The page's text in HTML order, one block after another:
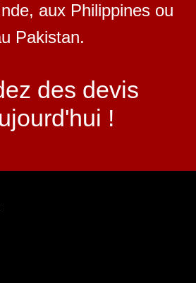
aux Philippines ou
Pakistan.
des devis
!